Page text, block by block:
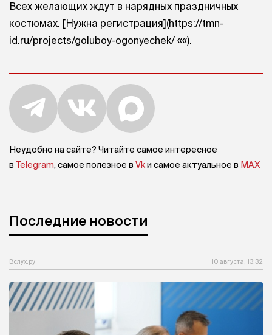
Всех желающих ждут в нарядных праздничных
костюмах. [Нужна регистрация](https://tmn-
id.ru/projects/goluboy-ogonyechek/ ««).
Неудобно на сайте? Читайте самое интересное
в Telegram, самое полезное в Vkи самое актуальное в MAX
Последние новости
Вслух.ру 10 августа, 13:32